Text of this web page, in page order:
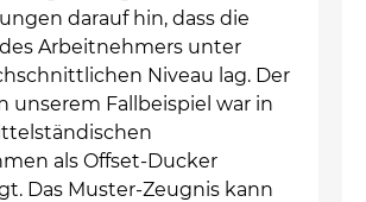
darauf hin, dass die
Arbeitnehmers unter
Niveau lag. Der
unserem Fallbeispiel war in
als Offset-Ducker
Das Muster-Zeugnis kann